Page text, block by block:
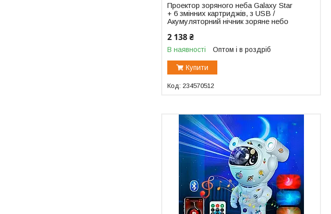
Проектор зоряного неба Galaxy Star
+ 6 змінних картриджів, з USB /
Акумуляторний нічник зоряне небо
2 138 ₴
В наявності Оптом і в роздріб
Купити
234570512